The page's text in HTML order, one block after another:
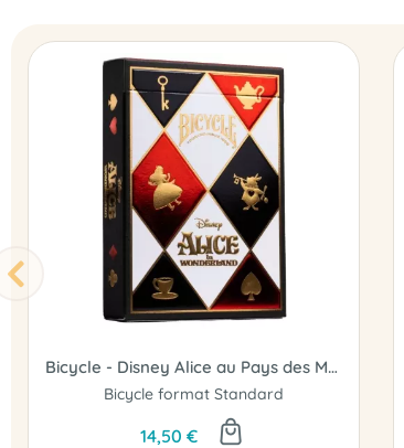
Bicycle - Disney Alice au Pays des Merveilles - Jeu de 54 cartes
Bicycle format Standard
14,50 €